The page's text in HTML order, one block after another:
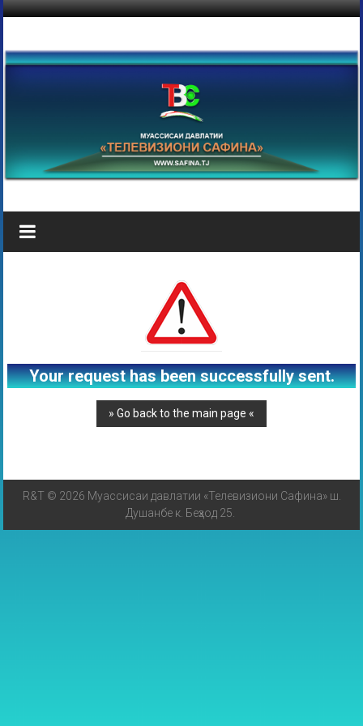
Your request has been successfully sent.
R&T © 2026 Муассисаи давлатии «Телевизиони Сафина» ш.
Душанбе к. Беҳзод 25.